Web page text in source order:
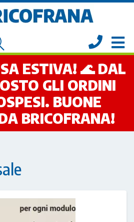
ESTIVA! 🌊 DAL
GLI ORDINI
BUONE
BRICOFRANA!